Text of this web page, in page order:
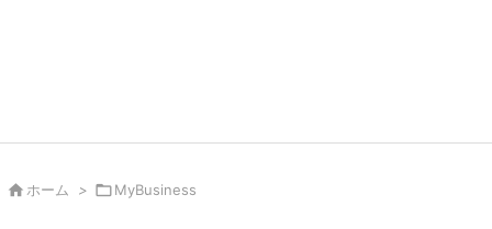
 ホーム > MyBusiness